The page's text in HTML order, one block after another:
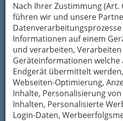
Nach Ihrer Zustimmung (Art.
führen wir und unsere
Informationen auf einem
und verarbeiten, Verarbeiten
Geräteinformationen welche
Endgerät übermittelt
Webseiten-Optimierung,
Inhalte, Personalisierung
Inhalten, Personalisierte
Login-Daten,
Navigation